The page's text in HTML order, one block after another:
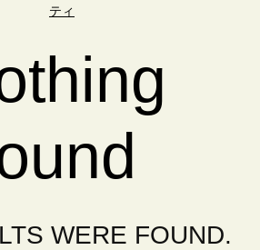
ティ
WERE FOUND.